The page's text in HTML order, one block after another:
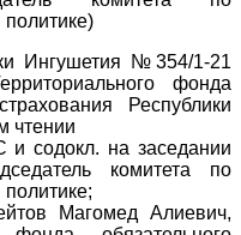
Ингушетия №354/1-21
фонда
Республики
чтении
и содокл. на заседании
комитета по
Магомед Алиевич,